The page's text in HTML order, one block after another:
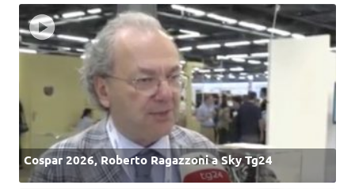
Cospar 2026, Roberto Ragazzoni a Sky Tg24